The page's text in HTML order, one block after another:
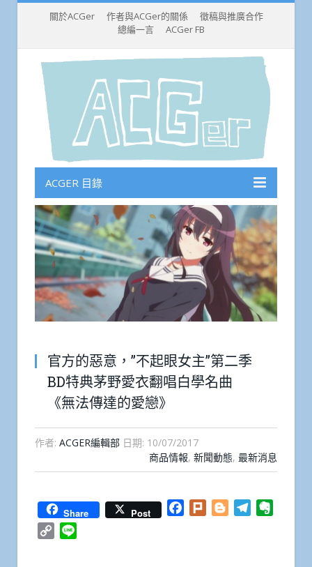
關於ACGer 作者與ACGer的關係
徵稿與推廣合作
總編一言
ACGer FB
ACGER 目錄
官方的惡意，”不起眼女主”第二季
BD特典茅野愛衣翻唱白學名曲
《無法傳達的愛戀》
作者: ACGER編輯部 日期: 10/07/2017
商品情報, 新聞動態, 最新消息
Share Post Facebook
Plurk BloggerTelegram
Copy